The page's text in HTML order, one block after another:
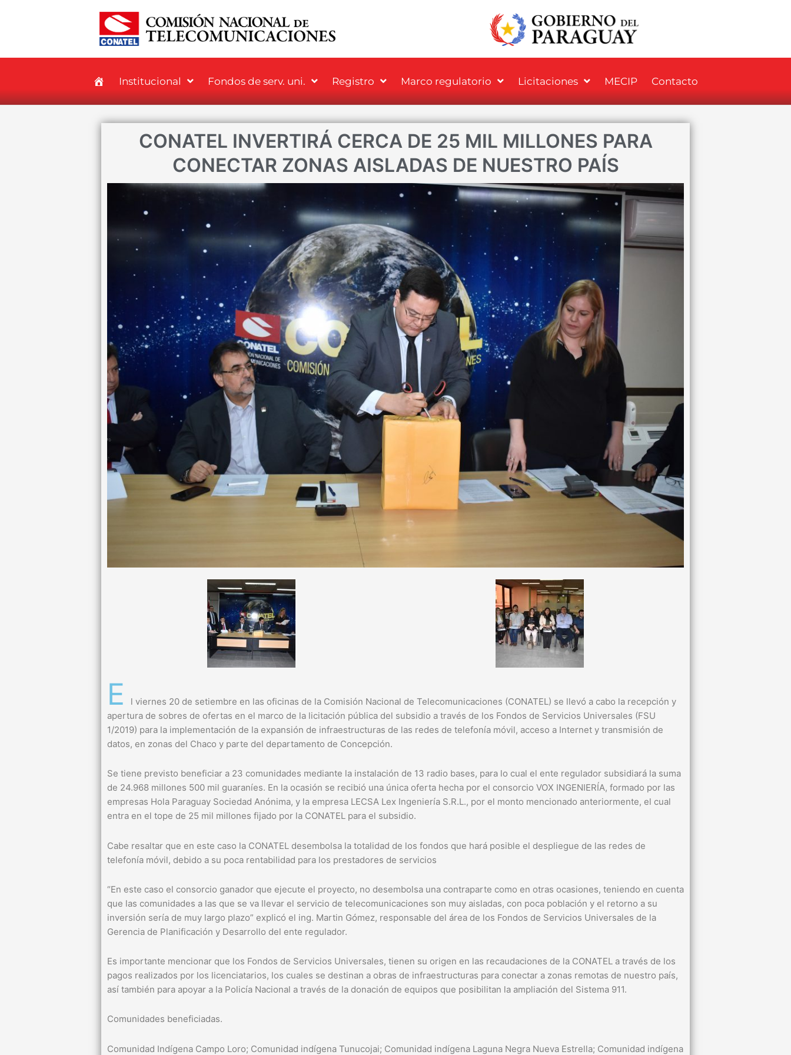
Institucional Fondos de serv. uni. Registro Marco regulatorio Licitaciones MECIP Contacto
CONATEL INVERTIRÁ CERCA DE 25 MIL MILLONES PARA
CONECTAR ZONAS AISLADAS DE NUESTRO PAÍS
E
l viernes 20 de setiembre en las oficinas de la Comisión Nacional de Telecomunicaciones (CONATEL) se llevó a cabo la recepción y
apertura de sobres de ofertas en el marco de la licitación pública del subsidio a través de los Fondos de Servicios Universales (FSU
1/2019) para la implementación de la expansión de infraestructuras de las redes de telefonía móvil, acceso a Internet y transmisión de
datos, en zonas del Chaco y parte del departamento de Concepción.
Se tiene previsto beneficiar a 23 comunidades mediante la instalación de 13 radio bases, para lo cual el ente regulador subsidiará la suma
de 24.968 millones 500 mil guaraníes. En la ocasión se recibió una única oferta hecha por el consorcio VOX INGENIERÍA, formado por las
empresas Hola Paraguay Sociedad Anónima, y la empresa LECSA Lex Ingeniería S.R.L., por el monto mencionado anteriormente, el cual
entra en el tope de 25 mil millones fijado por la CONATEL para el subsidio.
Cabe resaltar que en este caso la CONATEL desembolsa la totalidad de los fondos que hará posible el despliegue de las redes de
telefonía móvil, debido a su poca rentabilidad para los prestadores de servicios
“En este caso el consorcio ganador que ejecute el proyecto, no desembolsa una contraparte como en otras ocasiones, teniendo en cuenta
que las comunidades a las que se va llevar el servicio de telecomunicaciones son muy aisladas, con poca población y el retorno a su
inversión sería de muy largo plazo” explicó el ing. Martin Gómez, responsable del área de los Fondos de Servicios Universales de la
Gerencia de Planificación y Desarrollo del ente regulador.
Es importante mencionar que los Fondos de Servicios Universales, tienen su origen en las recaudaciones de la CONATEL a través de los
pagos realizados por los licenciatarios, los cuales se destinan a obras de infraestructuras para conectar a zonas remotas de nuestro país,
así también para apoyar a la Policía Nacional a través de la donación de equipos que posibilitan la ampliación del Sistema 911.
Comunidades beneficiadas.
Comunidad Indígena Campo Loro; Comunidad indígena Tunucojai; Comunidad indígena Laguna Negra Nueva Estrella; Comunidad indígena